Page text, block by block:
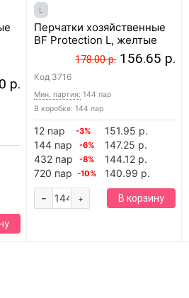
р.
L
Перчатки хозяйственные
BF Protection L, желтые
178.00 р. 156.65 р.
Код 3716
Мин. партия: 144 пар
В коробке: 144 пар
12 пар -3%
151.95 р.
144 пар
-6%
147.25 р.
432 пар
-8%
144.12 р.
720 пар -10% 140.99 р.
+
- В корзину